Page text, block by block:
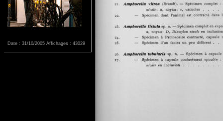
Date : 31/10/2005 Affichages : 43029